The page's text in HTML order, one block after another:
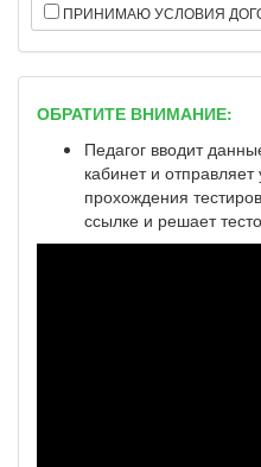
ПРИНИМАЮ УСЛОВИЯ
ОБРАТИТЕ ВНИМАНИЕ:
Педагог вводит
кабинет и отправляет
прохождения
ссылке и решает